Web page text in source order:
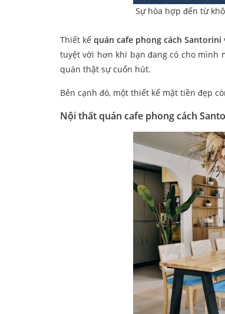
Sự hòa hợp đến từ
Thiết kếquán cafe phong cách Santorini
tuyệt vời hơn khi bạn đang có cho mình
quán thật sự cuốn hút.
Bên cạnh đó, một thiết kế mặt tiền đẹp
Nội thất quán cafe phong cách